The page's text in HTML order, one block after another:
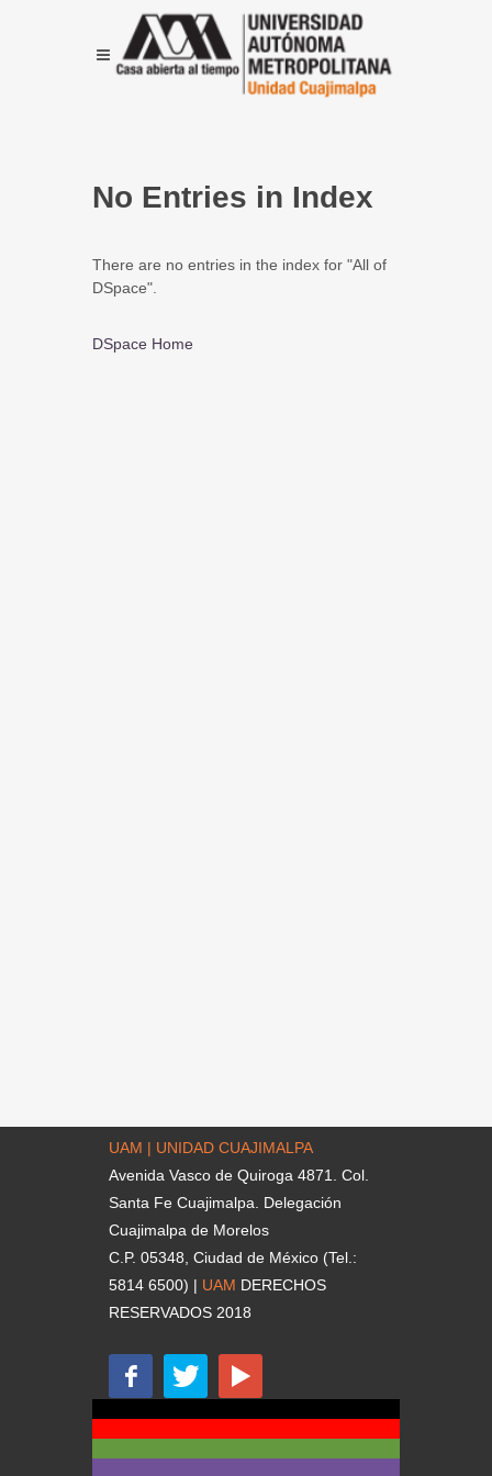
No Entries in Index
There are no entries in the index for "All of
DSpace".
DSpace Home
UAM | UNIDAD CUAJIMALPA
Avenida Vasco de Quiroga 4871. Col.
Santa Fe Cuajimalpa. Delegación
Cuajimalpa de Morelos
C.P. 05348, Ciudad de México (Tel.:
5814 6500) | UAM DERECHOS
RESERVADOS 2018